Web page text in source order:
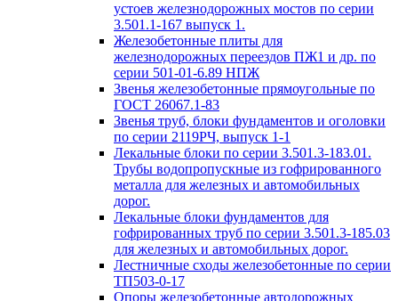
устоев железнодорожных мостов по серии
3.501.1-167 выпуск 1.
Железобетонные плиты для
железнодорожных переездов ПЖ1 и др. по
серии 501-01-6.89 НПЖ
Звенья железобетонные прямоугольные по
ГОСТ 26067.1-83
Звенья труб, блоки фундаментов и оголовки
по серии 2119РЧ, выпуск 1-1
Лекальные блоки по серии 3.501.3-183.01.
Трубы водопропускные из гофрированного
металла для железных и автомобильных
дорог.
Лекальные блоки фундаментов для
гофрированных труб по серии 3.501.3-185.03
для железных и автомобильных дорог.
Лестничные сходы железобетонные по серии
ТП503-0-17
Опоры железобетонные автодорожных